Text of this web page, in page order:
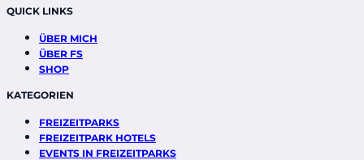
QUICK LINKS
ÜBER MICH
ÜBER FS
SHOP
KATEGORIEN
FREIZEITPARKS
FREIZEITPARK HOTELS
EVENTS IN FREIZEITPARKS